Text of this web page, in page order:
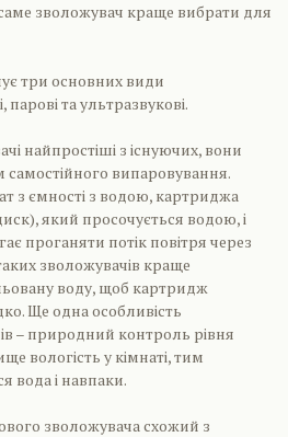
зволожувач краще вибрати для
три основних види
та ультразвукові.
найпростіші з існуючих, вони
випаровування.
з ємності з водою, картриджа
який просочується водою, і
проганяти потік повітря через
зволожувачів краще
воду, щоб картридж
Ще одна особливість
– природний контроль рівня
вологість у кімнаті, тим
вода і навпаки.
зволожувача схожий з